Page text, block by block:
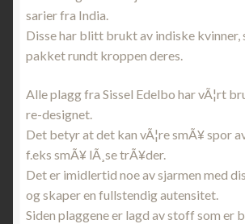
sarier fra India.
Disse har blitt brukt av indiske kvinner,
pakket rundt kroppen deres.
Alle plagg fra Sissel Edelbo har vÃ¦rt
re-designet.
Det betyr at det kan vÃ¦re smÃ¥ spor
f.eks smÃ¥ lÃ¸se trÃ¥der.
Det er imidlertid noe av sjarmen med
og skaper en fullstendig autensitet.
Siden plaggene er lagd av stoff som er